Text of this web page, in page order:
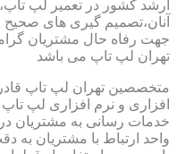
ارشد کشور در تعمیر لپ
آنان،تصمیم گیری های
جهت رفاه حال مشتریان
تهران لپ تاپ می باشد
متخصصین تهران لپ تاپ
افزاری و نرم افزاری لپ
خدمات رسانی به مشتریان
واحد ارتباط با مشتریان